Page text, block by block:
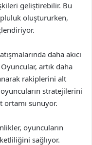
geliştirebilir. Bu
oluştururken,
daha akıcı
artık daha
rakiplerini alt
stratejilerini
sunuyor.
oyuncuların
sağlıyor.